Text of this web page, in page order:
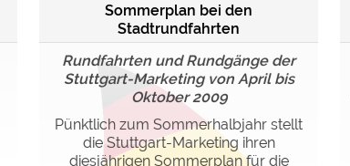
Sommerplan bei den
Stadtrundfahrten
Rundfahrten und Rundgänge der
Stuttgart-Marketing von April bis
Oktober 2009
Pünktlich zum Sommerhalbjahr stellt
die Stuttgart-Marketing ihren
diesjährigen Sommerplan für die